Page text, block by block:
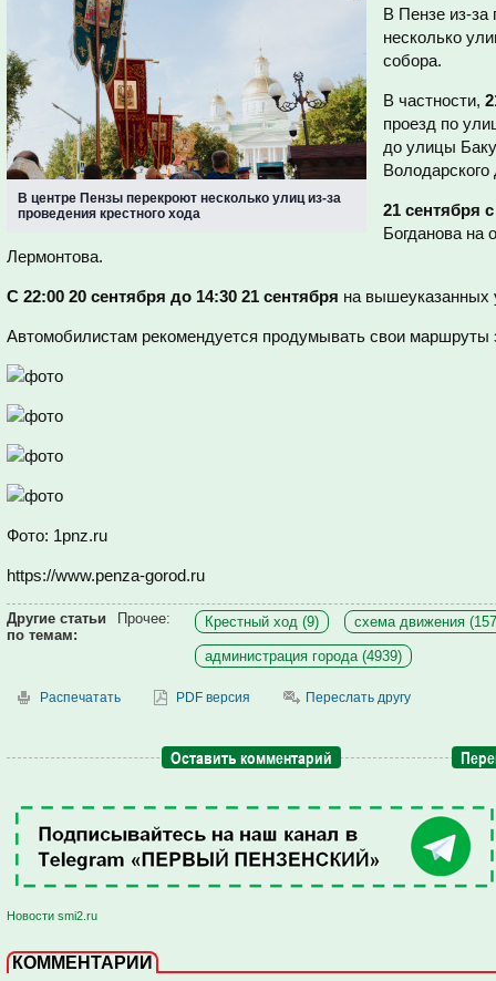
В центре Пензы перекроют несколько улиц из-за
проведения крестного хода
В Пензе из-за
несколько
собора.
В частности,
проезд по
до улицы
21 сентября
Богданова на
Лермонтова.
С 22:00 20 сентября до 14:30 21 сентября на вышеуказанных
Автомобилистам рекомендуется продумывать свои маршруты
Фото: 1pnz.ru
https://www.penza-gorod.ru
Другие статьи
по темам:
Прочее: Крестный ход (9) схема движения
администрация города (4939)
Распечатать PDF версия Переслать другу
Оставить комментарий
Новости smi2.ru
КОММЕНТАРИИ